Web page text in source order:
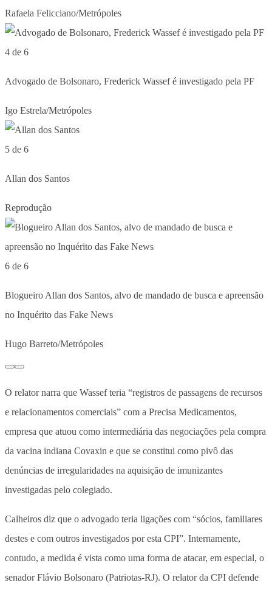
Rafaela Felicciano/Metrópoles
4 de 6
Advogado de Bolsonaro, Frederick Wassef é investigado pela PF
Igo Estrela/Metrópoles
5 de 6
Allan dos Santos
Reprodução
6 de 6
Blogueiro Allan dos Santos, alvo de mandado de busca e apreensão
no Inquérito das Fake News
Hugo Barreto/Metrópoles
O relator narra que Wassef teria “registros de passagens de recursos
e relacionamentos comerciais” com a Precisa Medicamentos,
empresa que atuou como intermediária das negociações pela compra
da vacina indiana Covaxin e que se constitui como pivô das
denúncias de irregularidades na aquisição de imunizantes
investigadas pelo colegiado.
Calheiros diz que o advogado teria ligações com “sócios, familiares
destes e com outros investigados por esta CPI”. Internamente,
contudo, a medida é vista como uma forma de atacar, em especial, o
senador Flávio Bolsonaro (Patriotas-RJ). O relator da CPI defende